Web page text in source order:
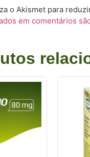
o Akismet para
em comentários